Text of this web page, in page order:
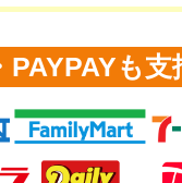
PAYPAYも支